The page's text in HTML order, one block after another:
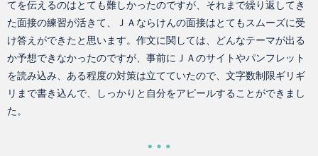
てを伝えるのはとても難しかったのですが、それまで繰り返してき
た面接の練習が活きて、ＪＡならけんの面接はとてもスムーズに受
け答えができたと思います。作文に関しては、どんなテーマが出る
か予想できなかったのですが、事前にＪＡのサイトやパンフレット
を読み込み、ある程度の対策は立てていたので、文字数制限ギリギ
リまで書き込んで、しっかりと自分をアピールすることができまし
た。